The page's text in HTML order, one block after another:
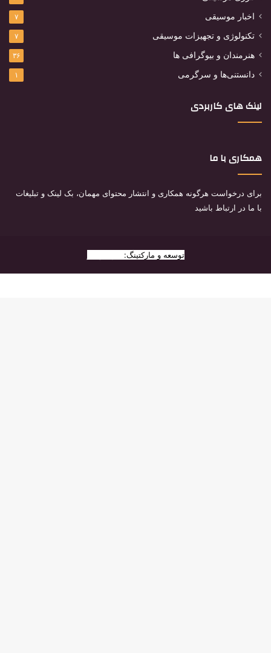
اخبار موسیقی ۷
تکنولوژی و تجهیزات موسیقی ۷
هنرمندان و بیوگرافی ها ۳۶
دانستنی‌ها و سرگرمی ۱
لینک های کاربردی
همکاری با ما
برای درخواست هرگونه همکاری و انتشار محتوای مهمان، بک لینک و تبلیغات
با ما در ارتباط باشید
توسعه و مارکتینگ: